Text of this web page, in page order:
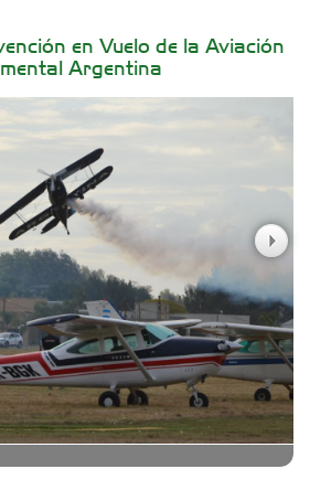
y granja El Viejo Peña
Bautista Alberdi
YAMASIRO
- Cubanitos Rellenos!
en Vuelo de la Aviación
Argentina